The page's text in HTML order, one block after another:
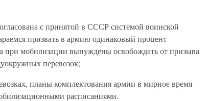
с принятой в СССР системой воинской
призвать в армию одинаковый процент
при мобилизации вынуждены освобождать от призыва
перевозок;
планы комплектования армии в мирное время
расписаниями.